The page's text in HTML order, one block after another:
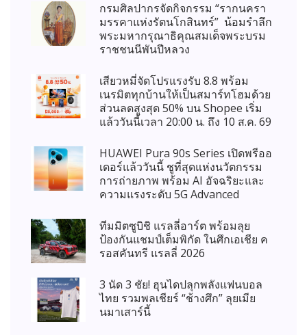
กรมศิลปากรจัดกิจกรรม “รากนครา
มรรคาแห่งรัตนโกสินทร์” น้อมรำลึก
พระมหากรุณาธิคุณสมเด็จพระบรม
ราชชนนีพันปีหลวง
เสียวหมี่จัดโปรแรงรับ 8.8 พร้อม
เนรมิตทุกบ้านให้เป็นสมาร์ทโฮมด้วย
ส่วนลดสูงสุด 50% บน Shopee เริ่ม
แล้ววันนี้เวลา 20:00 น. ถึง 10 ส.ค. 69
HUAWEI Pura 90s Series เปิดพรีออ
เดอร์แล้ววันนี้ ชูที่สุดแห่งนวัตกรรม
การถ่ายภาพ พร้อม AI อัจฉริยะและ
ความแรงระดับ 5G Advanced
ทีมมิตซูบิชิ แรลลี่อาร์ต พร้อมลุย
ป้องกันแชมป์เต็มพิกัด ในศึกเอเชีย ค
รอสคันทรี แรลลี่ 2026
3 นัด 3 ชัย! ฮุนไดปลุกพลังแฟนบอล
ไทย รวมพลเชียร์ “ช้างศึก” ลุยเมีย
นมาเสาร์นี้